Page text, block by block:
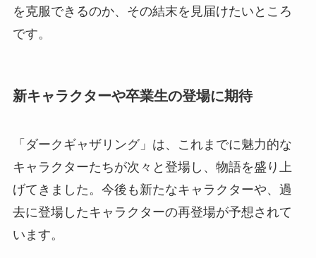
を克服できるのか、その結末を見届けたいところ
です。
新キャラクターや卒業生の登場に期待
「ダークギャザリング」は、これまでに魅力的な
キャラクターたちが次々と登場し、物語を盛り上
げてきました。今後も新たなキャラクターや、過
去に登場したキャラクターの再登場が予想されて
います。